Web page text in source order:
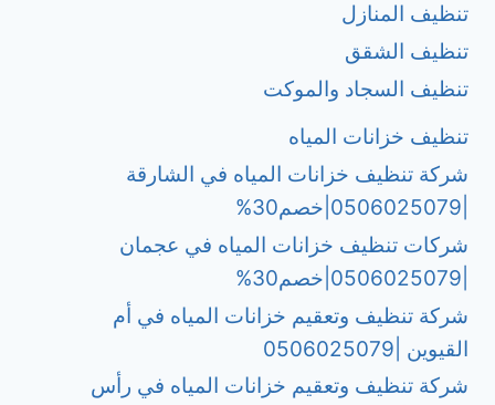
تنظيف المنازل
تنظيف الشقق
تنظيف السجاد والموكت
تنظيف خزانات المياه
شركة تنظيف خزانات المياه في الشارقة
شركات تنظيف خزانات المياه في عجمان
شركة تنظيف وتعقيم خزانات المياه في أم
القيوين |0506025079
شركة تنظيف وتعقيم خزانات المياه في رأس